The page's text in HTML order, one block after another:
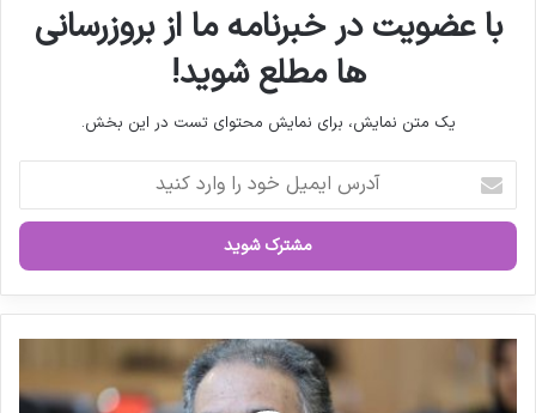
با عضویت در خبرنامه ما از بروزرسانی
ها مطلع شوید!
یک متن نمایش، برای نمایش محتوای تست در این بخش.
ر
ا
ی
م
ی
ل
خ
ت
م